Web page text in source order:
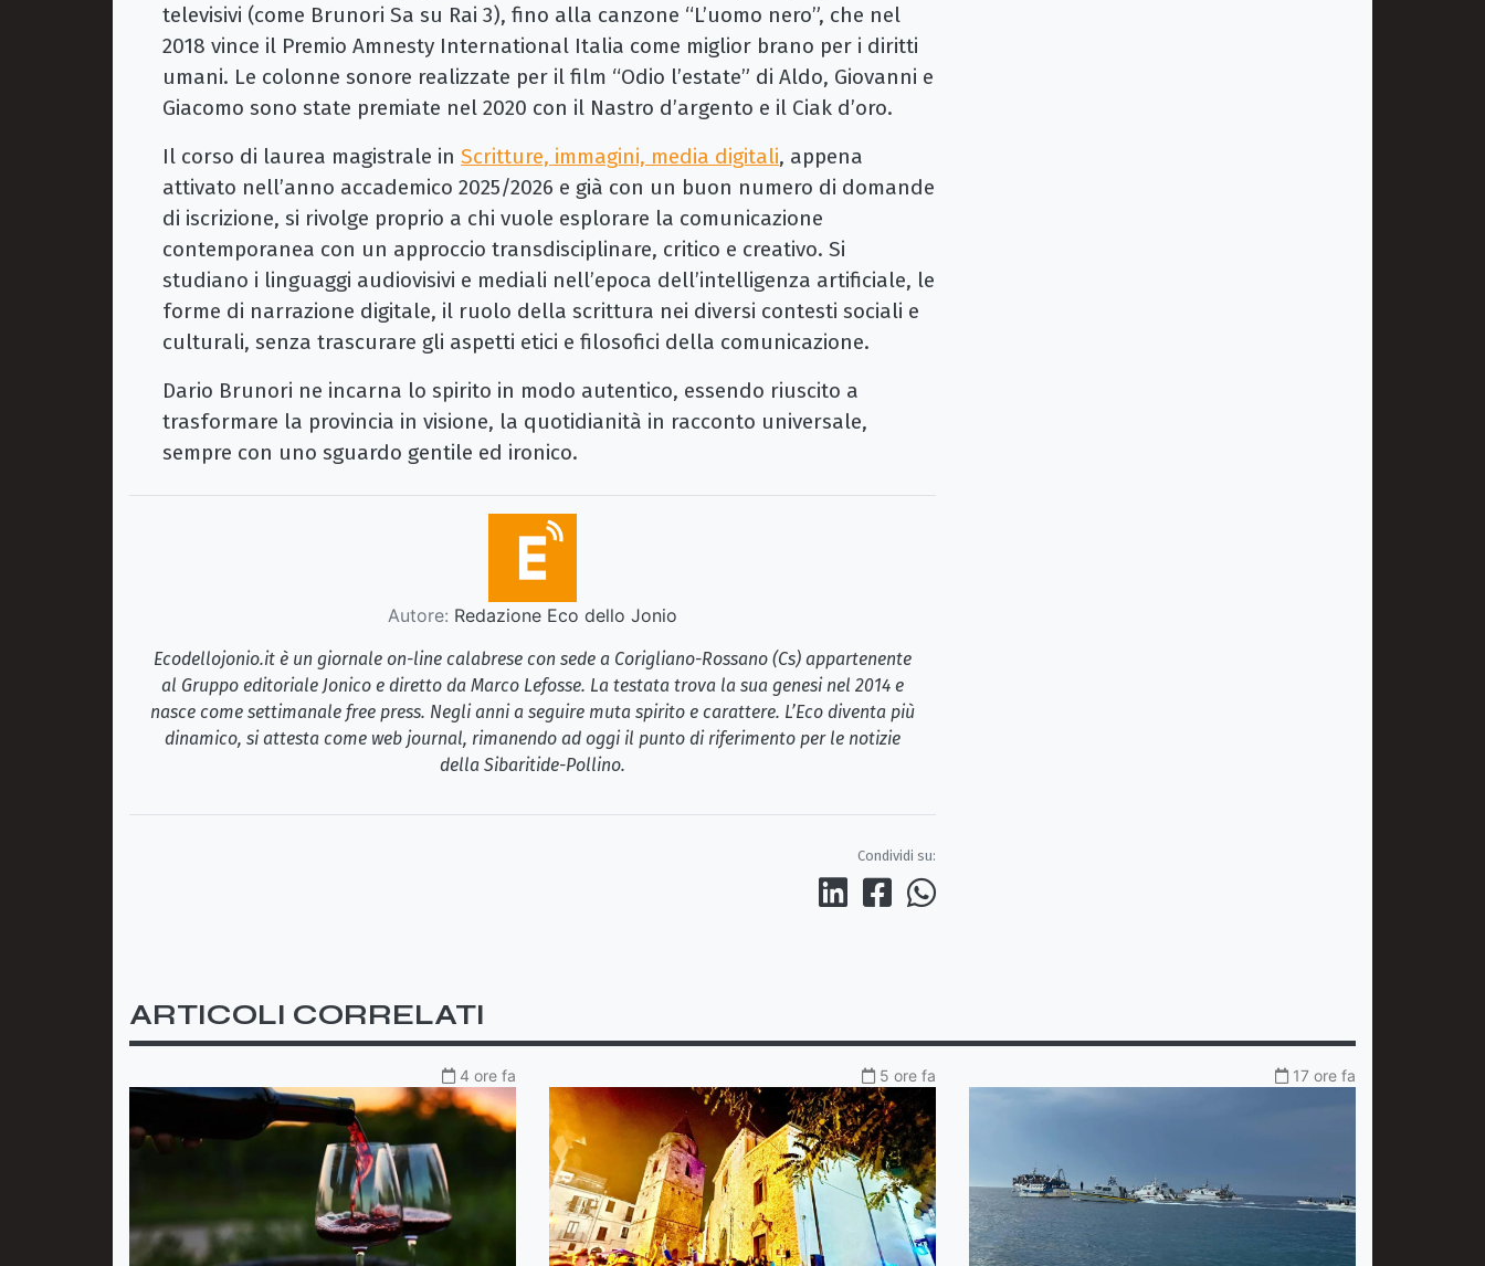
televisivi (come Brunori Sa su Rai 3), fino alla canzone “L’uomo nero”, che nel
2018 vince il Premio Amnesty International Italia come miglior brano per i diritti
umani. Le colonne sonore realizzate per il film “Odio l’estate” di Aldo, Giovanni e
Giacomo sono state premiate nel 2020 con il Nastro d’argento e il Ciak d’oro.
Il corso di laurea magistrale in Scritture, immagini, media digitali, appena
attivato nell’anno accademico 2025/2026 e già con un buon numero di domande
di iscrizione, si rivolge proprio a chi vuole esplorare la comunicazione
contemporanea con un approccio transdisciplinare, critico e creativo. Si
studiano i linguaggi audiovisivi e mediali nell’epoca dell’intelligenza artificiale, le
forme di narrazione digitale, il ruolo della scrittura nei diversi contesti sociali e
culturali, senza trascurare gli aspetti etici e filosofici della comunicazione.
Dario Brunori ne incarna lo spirito in modo autentico, essendo riuscito a
trasformare la provincia in visione, la quotidianità in racconto universale,
sempre con uno sguardo gentile ed ironico.
Autore: Redazione Eco dello Jonio
Ecodellojonio.it è un giornale on-line calabrese con sede a Corigliano-Rossano (Cs) appartenente
al Gruppo editoriale Jonico e diretto da Marco Lefosse. La testata trova la sua genesi nel 2014 e
nasce come settimanale free press. Negli anni a seguire muta spirito e carattere. L’Eco diventa più
dinamico, si attesta come web journal, rimanendo ad oggi il punto di riferimento per le notizie
della Sibaritide-Pollino.
Condividi su:
ARTICOLI CORRELATI
4 ore fa 5 ore fa 17 ore fa